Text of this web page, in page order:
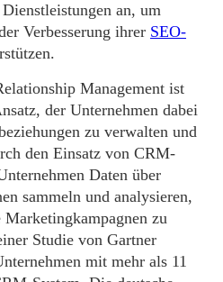
an, um
Verbesserung ihrer SEO-
Management ist
der Unternehmen dabei
zu verwalten und
den Einsatz von CRM-
Daten über
sammeln und analysieren,
Marketingkampagnen zu
Studie von Gartner
mit mehr als 11